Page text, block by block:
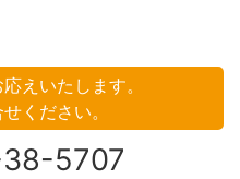
えいたします。
ください。
5707